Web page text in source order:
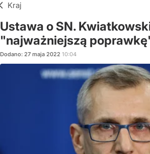
Kraj
Ustawa o SN.
"najważniejszą
Dodano: 27 maja 2022 10:04